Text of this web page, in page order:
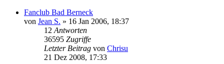
Fanclub Bad Berneck
von Jean S. » 16 Jan 2006, 18:37
12 Antworten
36595 Zugriffe
Letzter Beitrag von Chrisu
21 Dez 2008, 17:33